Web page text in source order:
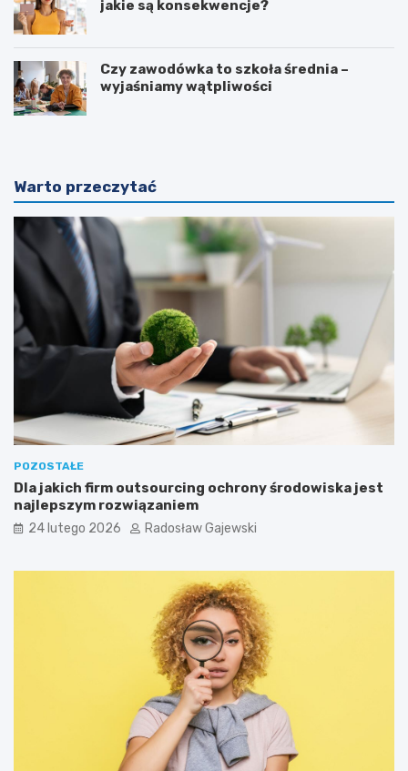
jakie są konsekwencje?
Czy zawodówka to szkoła średnia –
wyjaśniamy wątpliwości
Warto przeczytać
POZOSTAŁE
Dla jakich firm outsourcing ochrony środowiska jest
najlepszym rozwiązaniem
24 lutego 2026 Radosław Gajewski